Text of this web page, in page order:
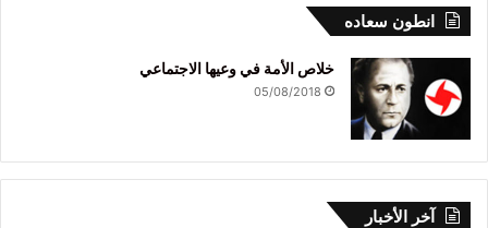
انطون سعاده
خلاص الأمة في وعيها الاجتماعي
05/08/2018
آخر الأخبار